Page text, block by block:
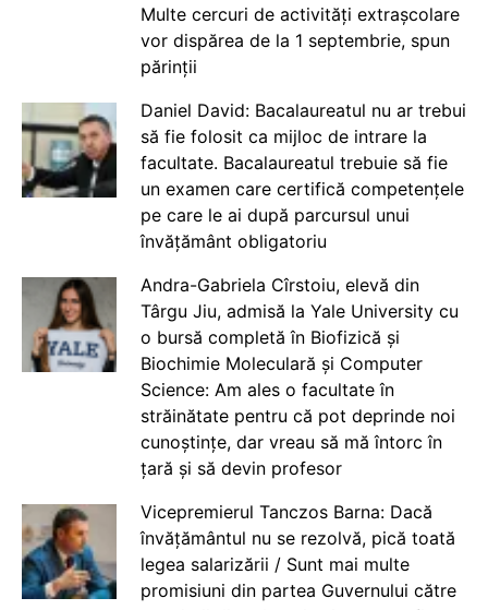
Multe cercuri de activități extrașcolare
vor dispărea de la 1 septembrie, spun
părinții
Daniel David: Bacalaureatul nu ar trebui
să fie folosit ca mijloc de intrare la
facultate. Bacalaureatul trebuie să fie
un examen care certifică competențele
pe care le ai după parcursul unui
învățământ obligatoriu
Andra-Gabriela Cîrstoiu, elevă din
Târgu Jiu, admisă la Yale University cu
o bursă completă în Biofizică și
Biochimie Moleculară și Computer
Science: Am ales o facultate în
străinătate pentru că pot deprinde noi
cunoștințe, dar vreau să mă întorc în
țară și să devin profesor
Vicepremierul Tanczos Barna: Dacă
învățământul nu se rezolvă, pică toată
legea salarizării / Sunt mai multe
promisiuni din partea Guvernului către